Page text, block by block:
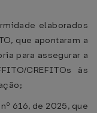
elaborados
que apontaram a
para assegurar a
CREFITOs às
616, de 2025, que